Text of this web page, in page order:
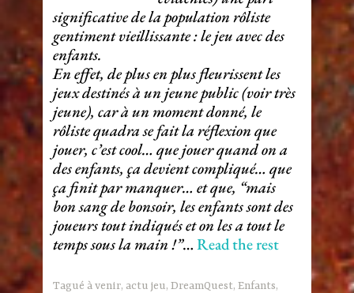
significative de la population rôliste
gentiment vieillissante : le jeu avec des
enfants.
En effet, de plus en plus fleurissent les
jeux destinés à un jeune public (voir très
jeune), car à un moment donné, le
rôliste quadra se fait la réflexion que
jouer, c’est cool… que jouer quand on a
des enfants, ça devient compliqué… que
ça finit par manquer… et que, “mais
bon sang de bonsoir, les enfants sont des
joueurs tout indiqués et on les a tout le
temps sous la main !”…Read the rest
Tagué à venir, actu jeu,DreamQuest,Enfants,